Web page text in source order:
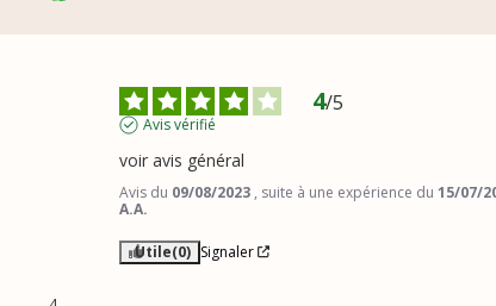
4/5
Avis vérifié
voir avis général
Avis du 09/08/2023 , suite à une expérience du15/07/
A.A.
Utile(0) Signaler